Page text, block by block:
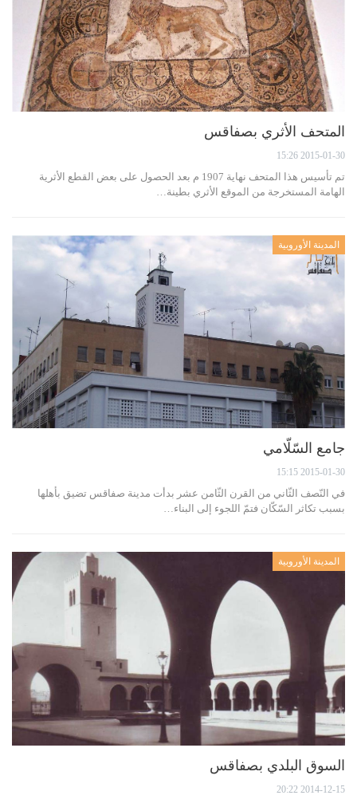
المتحف الأثري بصفاقس
2015-01-30 15:26
تم تأسيس هذا المتحف نهاية 1907 م بعد الحصول على بعض القطع الأثرية
الهامة المستخرجة من الموقع الأثري بطينة…
المدينة الأوروبية
جامع السّلّامي
2015-01-30 15:15
في النّصف الثّاني من القرن الثّامن عشر بدأت مدينة صفاقس تضيق بأهلها
بسبب تكاثر السّكّان فتمّ اللجوء إلى البناء…
المدينة الأوروبية
السوق البلدي بصفاقس
2014-12-15 20:22